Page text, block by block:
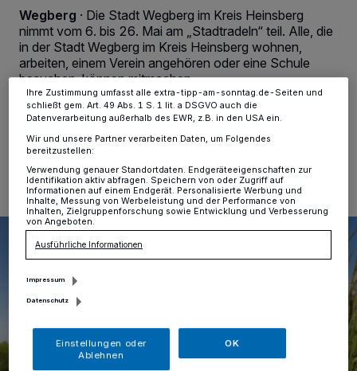
Wegberg · Die Stadt Wegberg im Kreis Heinsberg
nimmt vom 6. bis 26. Mai am „Stadtradeln“ teil. Alle, die
in der Stadt Wegberg im Kreis Heinsberg wohnen,
arbeiten, einem Verein angehören oder eine Schule
besuchen, können mitmachen.
27.04.2022 , 11:17 Uhr Eine Minute Lesezeit
Anzeigen möglicherweise nicht mehr so relevant für Sie. Sie können
dieses Menü jederzeit wieder aufrufen, um Ihre Einstellungen zu
ändern oder Ihre Einwilligung zu widerrufen, indem Sie auf den Link
Einstellungen oder Ablehnen am unteren Rand der Webseite klicken.
Ihre Einstellungen gelten innerhalb unseres Website. Weitere
Informationen finden Sie in unserer Datenschutzerklärung.
Ihre Zustimmung umfasst alle extra-tipp-am-sonntag.de-Seiten und
schließt gem. Art. 49 Abs. 1 S. 1 lit. a DSGVO auch die
Datenverarbeitung außerhalb des EWR, z.B. in den USA ein.
Wir und unsere Partner verarbeiten Daten, um Folgendes
bereitzustellen:
Verwendung genauer Standortdaten. Endgeräteeigenschaften zur
Identifikation aktiv abfragen. Speichern von oder Zugriff auf
Informationen auf einem Endgerät. Personalisierte Werbung und
Inhalte, Messung von Werbeleistung und der Performance von
Inhalten, Zielgruppenforschung sowie Entwicklung und Verbesserung
von Angeboten.
Ausführliche Informationen
Impressum
Datenschutz
Einstellungen oder
Ablehnen
OK